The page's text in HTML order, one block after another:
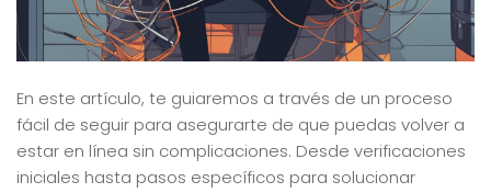
En este artículo, te guiaremos a través de un proceso
fácil de seguir para asegurarte de que puedas volver a
estar en línea sin complicaciones. Desde verificaciones
iniciales hasta pasos específicos para solucionar